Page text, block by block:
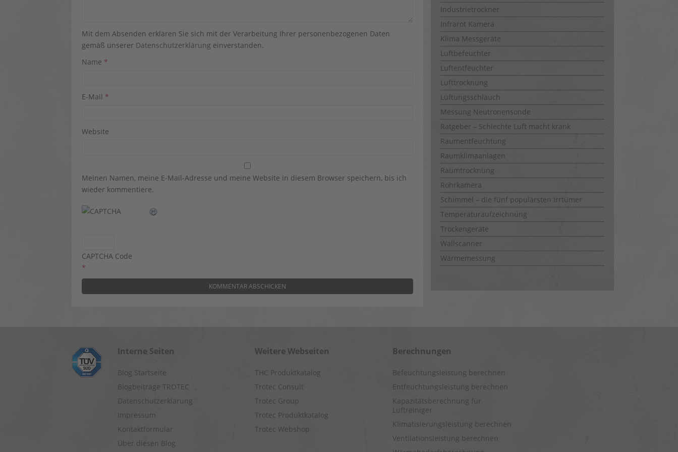
Mit dem Absenden erklären Sie sich mit der Verarbeitung Ihrer personenbezogenen Daten
gemäß unserer Datenschutzerklärung einverstanden.
Name *
E-Mail *
Website
Meinen Namen, meine E-Mail-Adresse und meine Website in diesem Browser speichern, bis ich
wieder kommentiere.
CAPTCHA Code
*
Industrietrockner
Infrarot Kamera
Klima Messgeräte
Luftbefeuchter
Luftentfeuchter
Lufttrocknung
Lüftungsschlauch
Messung Neutronensonde
Ratgeber – Schlechte Luft macht krank
Raumentfeuchtung
Raumklimaanlagen
Raumtrocknung
Rohrkamera
Schimmel – die fünf populärsten Irrtümer
Temperaturaufzeichnung
Trockengeräte
Wallscanner
Wärmemessung
Interne Seiten
Blog Startseite
Blogbeiträge TROTEC
Datenschutzerklärung
Impressum
Kontaktformular
Über diesen Blog
Weitere Webseiten
THC Produktkatalog
Trotec Consult
Trotec Group
Trotec Produktkatalog
Trotec Webshop
Berechnungen
Befeuchtungsleistung berechnen
Entfeuchtungsleistung berechnen
Kapazitätsberechnung für
Luftreiniger
Klimatisierungsleistung berechnen
Ventilationsleistung berechnen